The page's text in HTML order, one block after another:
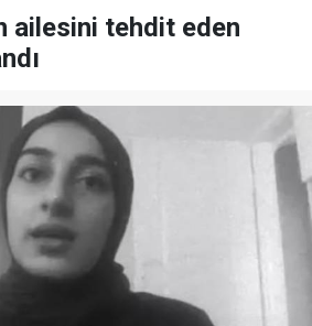
ailesini tehdit eden